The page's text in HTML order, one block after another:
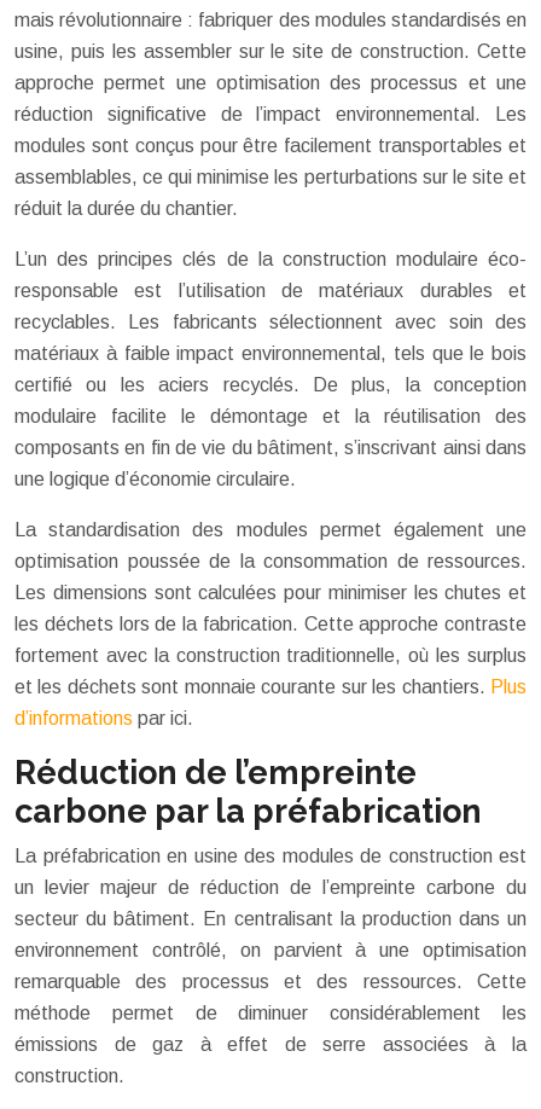
mais révolutionnaire : fabriquer des modules standardisés en
usine, puis les assembler sur le site de construction. Cette
approche permet une optimisation des processus et une
réduction significative de l’impact environnemental. Les
modules sont conçus pour être facilement transportables et
assemblables, ce qui minimise les perturbations sur le site et
réduit la durée du chantier.
L’un des principes clés de la construction modulaire éco-
responsable est l’utilisation de matériaux durables et
recyclables. Les fabricants sélectionnent avec soin des
matériaux à faible impact environnemental, tels que le bois
certifié ou les aciers recyclés. De plus, la conception
modulaire facilite le démontage et la réutilisation des
composants en fin de vie du bâtiment, s’inscrivant ainsi dans
une logique d’économie circulaire.
La standardisation des modules permet également une
optimisation poussée de la consommation de ressources.
Les dimensions sont calculées pour minimiser les chutes et
les déchets lors de la fabrication. Cette approche contraste
fortement avec la construction traditionnelle, où les surplus
et les déchets sont monnaie courante sur les chantiers. Plus
d’informations par ici.
Réduction de l’empreinte
carbone par la préfabrication
La préfabrication en usine des modules de construction est
un levier majeur de réduction de l’empreinte carbone du
secteur du bâtiment. En centralisant la production dans un
environnement contrôlé, on parvient à une optimisation
remarquable des processus et des ressources. Cette
méthode permet de diminuer considérablement les
émissions de gaz à effet de serre associées à la
construction.